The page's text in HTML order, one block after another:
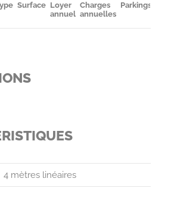
Surface Loyer
annuel
Charges
annuelles
Parkings
4 mètres linéaires